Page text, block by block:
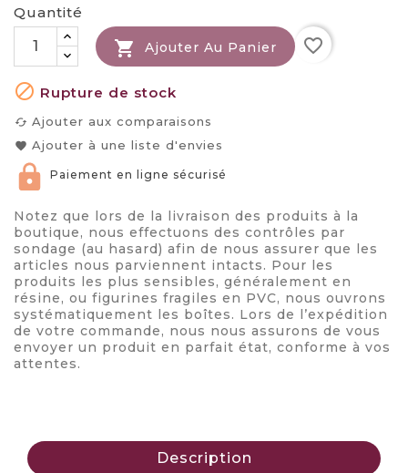
Quantité
 Ajouter Au Panier favorite_border
 Rupture de stock
cached Ajouter aux comparaisons
favorite Ajouter à une liste d'envies
Paiement en ligne sécurisé
Notez que lors de la livraison des produits à la
boutique, nous effectuons des contrôles par
sondage (au hasard) afin de nous assurer que les
articles nous parviennent intacts. Pour les
produits les plus sensibles, généralement en
résine, ou figurines fragiles en PVC, nous ouvrons
systématiquement les boîtes. Lors de l’expédition
de votre commande, nous nous assurons de vous
envoyer un produit en parfait état, conforme à vos
attentes.
Description